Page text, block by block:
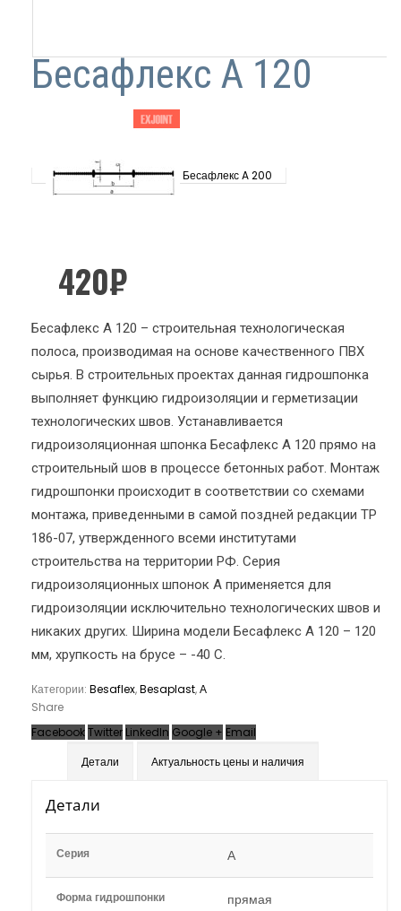
Бесафлекс A 120
Бесафлекс A 200
420₽
Бесафлекс A 120 – строительная технологическая
полоса, производимая на основе качественного ПВХ
сырья. В строительных проектах данная гидрошпонка
выполняет функцию гидроизоляции и герметизации
технологических швов. Устанавливается
гидроизоляционная шпонка Бесафлекс A 120 прямо на
строительный шов в процессе бетонных работ. Монтаж
гидрошпонки происходит в соответствии со схемами
монтажа, приведенными в самой поздней редакции ТР
186-07, утвержденного всеми институтами
строительства на территории РФ. Серия
гидроизоляционных шпонок А применяется для
гидроизоляции исключительно технологических швов и
никаких других. Ширина модели Бесафлекс A 120 – 120
мм, хрупкость на брусе – -40 С.
Категории: Besaflex,Besaplast,А
Share
FacebookTwitter LinkedIn Google + Email
Детали
Актуальность цены и наличия
Детали
Серия А
Форма гидрошпонки прямая